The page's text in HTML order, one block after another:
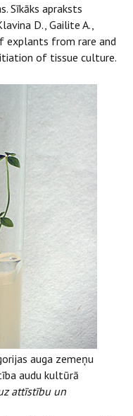
Sīkāks apraksts
D., Gailite A.,
explants from rare and
of tissue culture.
auga zemeņu
audu kultūrā
attīstību un